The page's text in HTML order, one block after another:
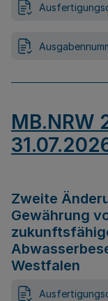
MB.NRW
Zweite
Gewährung
Westfalen